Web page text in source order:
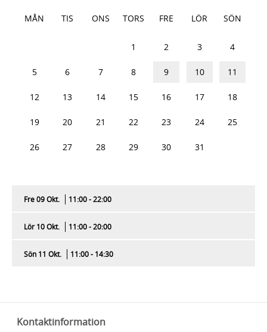
MÅN TIS ONS TORS FRE LÖR SÖN
1 2 3 4
5 6 7 8 9 10 11
12 13 14 15 16 17 18
19 20 21 22 23 24 25
26 27 28 29 30 31
Fre 09 Okt. 11:00 - 22:00
Lör 10 Okt. 11:00 - 20:00
Sön 11 Okt. 11:00 - 14:30
Kontaktinformation